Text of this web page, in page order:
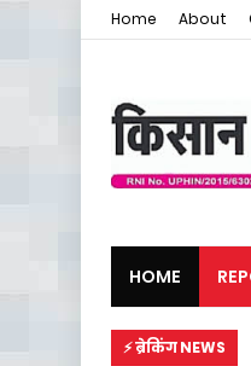
Home About
HOME
मजदूर समाचार
⚡ ब्रेकिंग NEWS